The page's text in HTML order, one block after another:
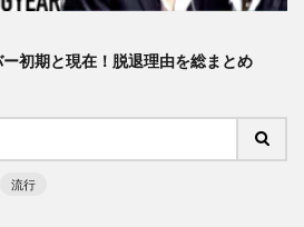
初期と現在！脱退理由を総まとめ
流行